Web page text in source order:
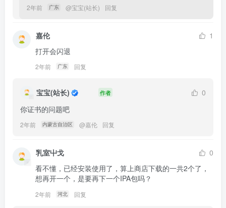
2年前 广东 @宝宝(站长) 回复
嘉伦
1
打开会闪退
2年前 广东 回复
宝宝(站长) 作者
0
你证书的问题吧
2年前 内蒙古自治区 @嘉伦 回复
乳室屮戈
0
看不懂，已经安装使用了，算上商店下载的一共2个了，
想再开一个，是要再下一个IPA包吗？
2年前 河北 回复